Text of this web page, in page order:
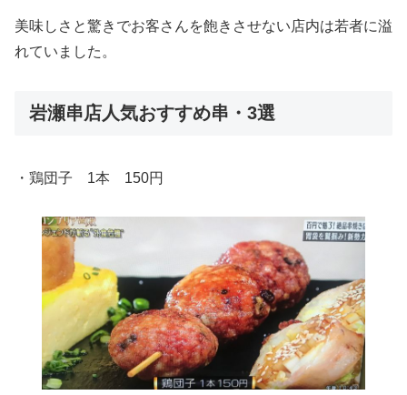
美味しさと驚きでお客さんを飽きさせない店内は若者に溢
れていました。
岩瀬串店人気おすすめ串・3選
・鶏団子 1本 150円